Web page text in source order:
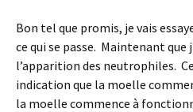
Bon tel que promis, je vais
ce qui se passe. Maintenant que
l’apparition des neutrophiles.
indication que la moelle
la moelle commence à